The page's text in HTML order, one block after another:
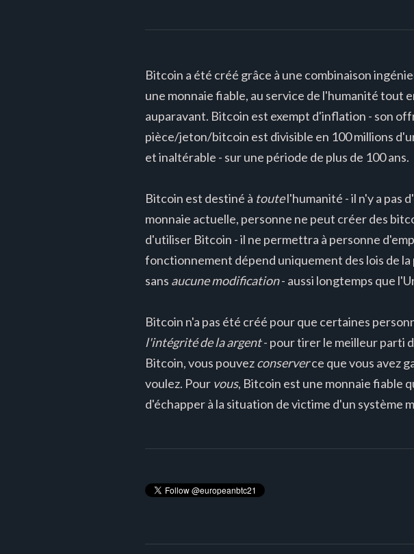
Bitcoin a été créé grâce à une combinaison
une monnaie fiable, au service de l'humanité tout
auparavant. Bitcoin est exempt d'inflation - son
pièce/jeton/bitcoin est divisible en 100 millions
et inaltérable - sur une période de plus de 100 ans.
Bitcoin est destiné à toutel'humanité - il n'y a pas
monnaie actuelle, personne ne peut créer des
d'utiliser Bitcoin - il ne permettra à personne
fonctionnement dépend uniquement des lois de
sans aucune modification- aussi longtemps que
Bitcoin n'a pas été créé pour que certaines
l'intégrité de la argent- pour tirer le meilleur parti
Bitcoin, vous pouvezconserverce que vous avez
voulez. Pour vous, Bitcoin est une monnaie fiable
d'échapper à la situation de victime d'un système